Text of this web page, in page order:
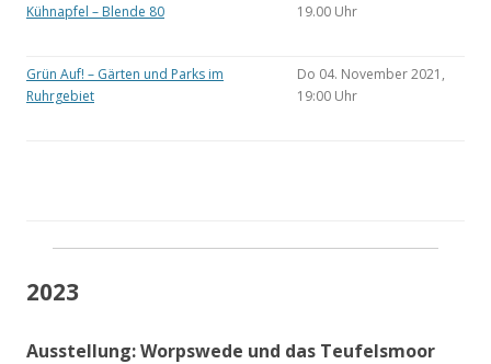
Kühnapfel – Blende 80
19.00 Uhr
Grün Auf! – Gärten und Parks im
Ruhrgebiet
Do 04. November 2021,
19:00 Uhr
2023
Ausstellung: Worpswede und das Teufelsmoor